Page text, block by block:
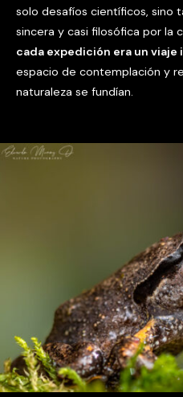
solo desafíos científicos, sino
sincera y casi filosófica por la
cada expedición era un
espacio de contemplación y
naturaleza se fundían.